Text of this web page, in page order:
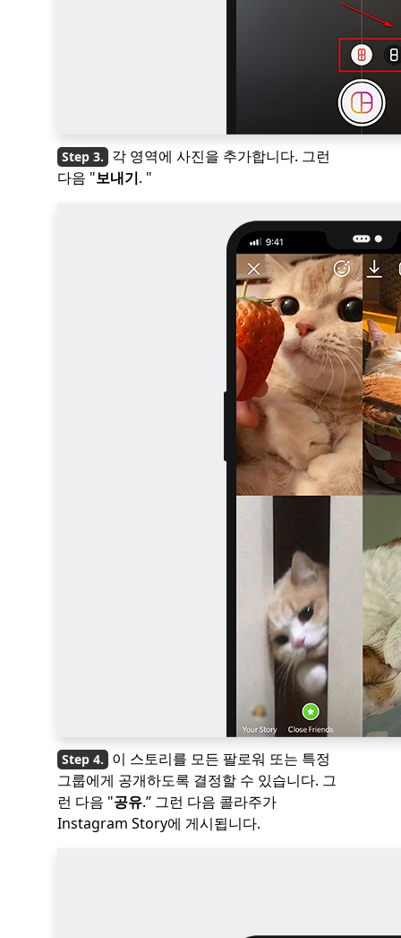
각 영역에 사진을 추가합니다. 그런
다음 "보내기. "
이 스토리를 모든 팔로워 또는 특정
그룹에게 공개하도록 결정할 수 있습니다. 그
런 다음 "공유.” 그런 다음 콜라주가
Instagram Story에 게시됩니다.